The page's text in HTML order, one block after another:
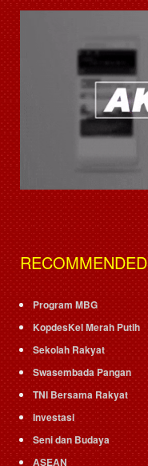
RECOMMENDED
Program MBG
KopdesKel Merah Putih
Sekolah Rakyat
Swasembada Pangan
TNI Bersama Rakyat
Investasi
Seni dan Budaya
ASEAN